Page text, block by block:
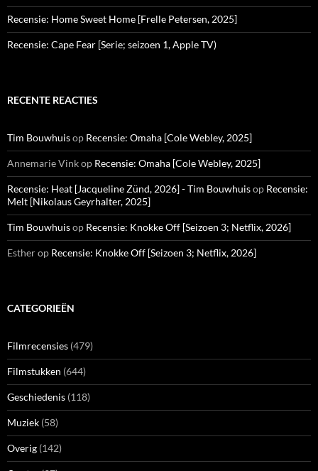
Recensie: Home Sweet Home [Frelle Petersen, 2025]
Recensie: Cape Fear [Serie; seizoen 1, Apple TV)
RECENTE REACTIES
Tim Bouwhuisop Recensie: Omaha [Cole Webley, 2025]
Annemarie Vinkop Recensie: Omaha [Cole Webley, 2025]
Recensie: Heat [Jacqueline Zünd, 2026] - Tim Bouwhuisop Recensie:
Melt [Nikolaus Geyrhalter, 2025]
Tim Bouwhuisop Recensie: Knokke Off [Seizoen 3; Netflix, 2026]
Estherop Recensie: Knokke Off [Seizoen 3; Netflix, 2026]
CATEGORIEËN
Filmrecensies (479)
Filmstukken (644)
Geschiedenis (118)
Muziek (58)
Overig (142)